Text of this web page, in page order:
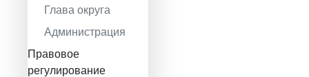
Глава округа
Администрация
Правовое
регулирование